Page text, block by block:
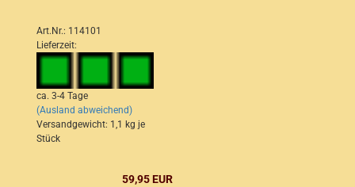
Art.Nr.: 114101
Lieferzeit:
ca. 3-4 Tage
(Ausland abweichend)
Versandgewicht: 1,1 kg je
Stück
59,95 EUR